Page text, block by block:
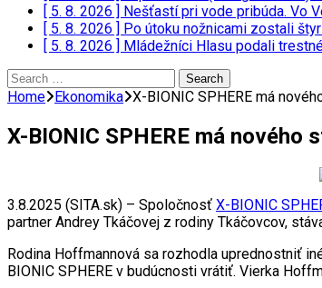
[ 5. 8. 2026 ] Nešťastí pri vode pribúda. Vo
[ 5. 8. 2026 ] Po útoku nožnicami zostali
[ 5. 8. 2026 ] Mládežníci Hlasu podali
Search
for:
Home Ekonomika X-BIONIC SPHERE má
X-BIONIC SPHERE má
3.8.2025 (SITA.sk) – Spoločnosť X-BIONIC
partner Andrey Tkáčovej z rodiny Tkáčovcov,
Rodina Hoffmannová sa rozhodla uprednostniť
BIONIC SPHERE v budúcnosti vrátiť. Vierka